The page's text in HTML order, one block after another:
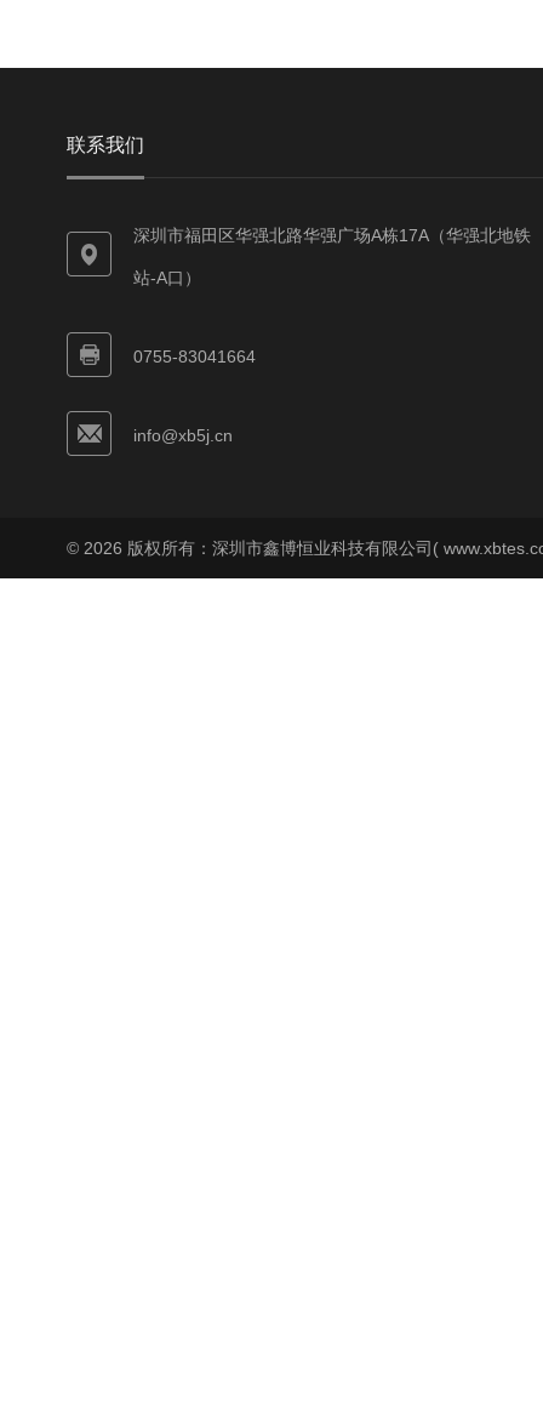
联系我们
深圳市福田区华强北路华强广场A栋17A（华强北地铁
站-A口）
0755-83041664
info@xb5j.cn
© 2026 版权所有：深圳市鑫博恒业科技有限公司(